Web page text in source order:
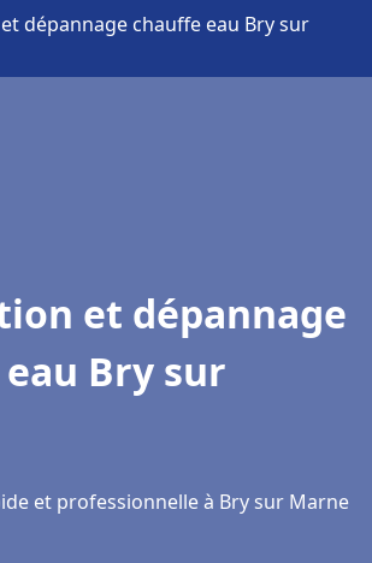
dépannage chauffe eau Bry sur
et dépannage
Bry sur
et professionnelle à Bry sur Marne